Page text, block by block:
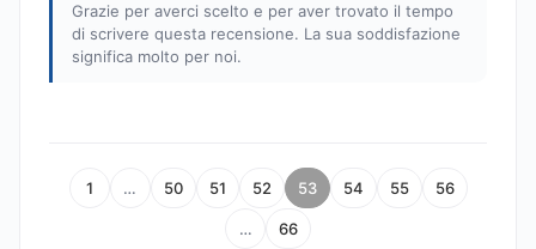
Grazie per averci scelto e per aver trovato il tempo
di scrivere questa recensione. La sua soddisfazione
significa molto per noi.
1 … 50 51 52 53 54 55 56
… 66